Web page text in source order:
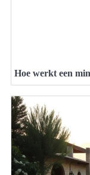
Hoe werkt een